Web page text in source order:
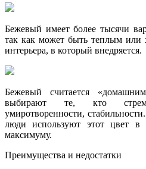
Бежевый имеет более тысячи
так как может быть теплым или
интерьера, в который внедряется.
Бежевый считается
выбирают те, кто
умиротворенности,
люди используют этот цвет в
максимуму.
Преимущества и недостатки